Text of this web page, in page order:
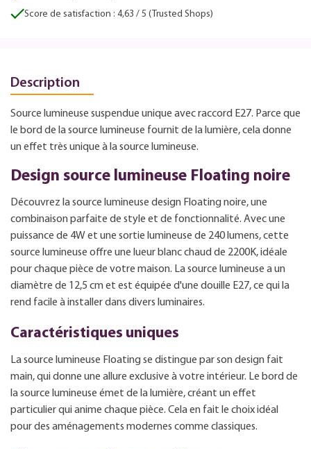
Score de satisfaction : 4,63 / 5 (Trusted Shops)
Description
Source lumineuse suspendue unique avec raccord E27. Parce que
le bord de la source lumineuse fournit de la lumière, cela donne
un effet très unique à la source lumineuse.
Design source lumineuse Floating noire
Découvrez la source lumineuse design Floating noire, une
combinaison parfaite de style et de fonctionnalité. Avec une
puissance de 4W et une sortie lumineuse de 240 lumens, cette
source lumineuse offre une lueur blanc chaud de 2200K, idéale
pour chaque pièce de votre maison. La source lumineuse a un
diamètre de 12,5 cm et est équipée d'une douille E27, ce qui la
rend facile à installer dans divers luminaires.
Caractéristiques uniques
La source lumineuse Floating se distingue par son design fait
main, qui donne une allure exclusive à votre intérieur. Le bord de
la source lumineuse émet de la lumière, créant un effet
particulier qui anime chaque pièce. Cela en fait le choix idéal
pour des aménagements modernes comme classiques.